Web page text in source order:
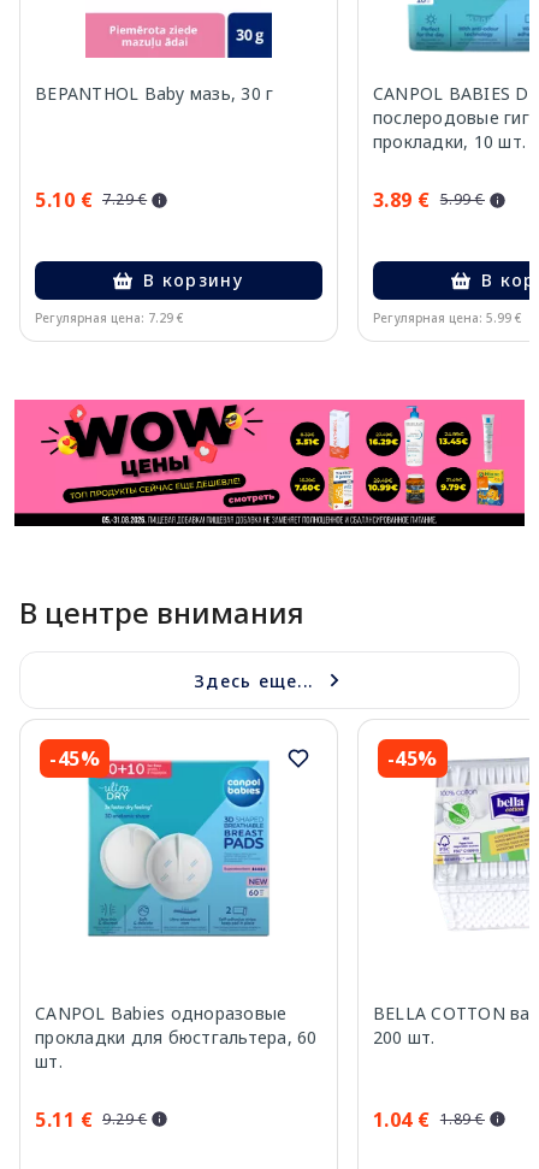
BEPANTHOL Baby мазь, 30 г
5.10 € 7.29 €
В корзину
Регулярная цена: 7.29 €
CANPOL BABIES
послеродовые
прокладки, 10 шт.
3.89 € 5.99 €
В
Регулярная цена: 5.99 €
В центре внимания
Здесь еще...
-45%
CANPOL Babies одноразовые
прокладки для бюстгальтера, 60
шт.
5.11 € 9.29 €
-45%
BELLA COTTON
200 шт.
1.04 € 1.89 €